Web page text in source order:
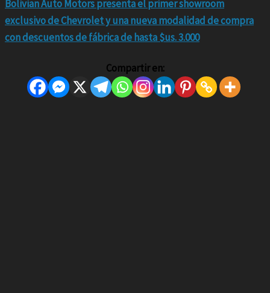
Bolivian Auto Motors presenta el primer showroom
exclusivo de Chevrolet y una nueva modalidad de compra
con descuentos de fábrica de hasta $us. 3.000
Compartir en: